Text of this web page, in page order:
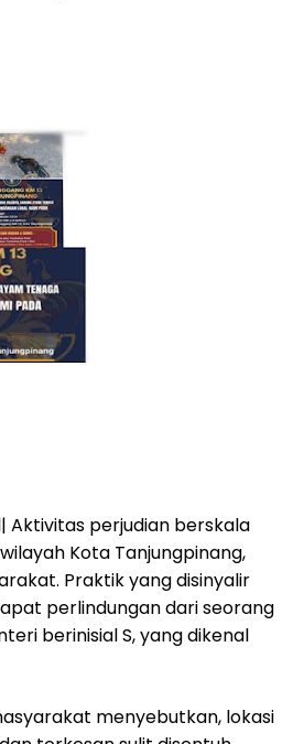
Aktivitas perjudian berskala
Kota Tanjungpinang,
Praktik yang disinyalir
perlindungan dari seorang
berinisial S, yang dikenal
menyebutkan, lokasi